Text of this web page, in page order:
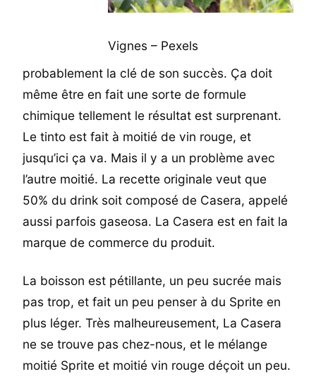
Vignes – Pexels
probablement la clé de son succès. Ça doit
même être en fait une sorte de formule
chimique tellement le résultat est surprenant.
Le tinto est fait à moitié de vin rouge, et
jusqu’ici ça va. Mais il y a un problème avec
l’autre moitié. La recette originale veut que
50% du drink soit composé de Casera, appelé
aussi parfois gaseosa. La Casera est en fait la
marque de commerce du produit.
La boisson est pétillante, un peu sucrée mais
pas trop, et fait un peu penser à du Sprite en
plus léger. Très malheureusement, La Casera
ne se trouve pas chez-nous, et le mélange
moitié Sprite et moitié vin rouge déçoit un peu.